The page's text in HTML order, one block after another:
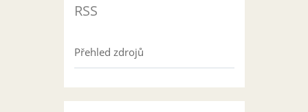
RSS
Přehled zdrojů